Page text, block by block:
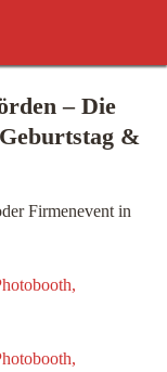
– Die
&